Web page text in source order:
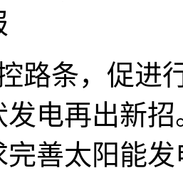
路条，促进
发电再出
完善太阳能